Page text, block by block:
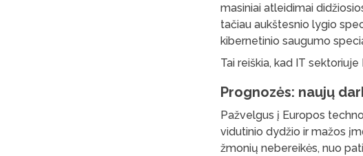
masiniai atleidimai
tačiau aukštesnio lygio
kibernetinio saugumo
Tai reiškia, kad IT
Prognozės: naujų
Pažvelgus į Europos
vidutinio dydžio ir mažos
žmonių nebereikės, nuo